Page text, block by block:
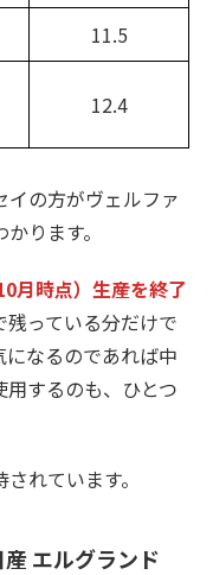
11.5
12.4
イの方がヴェルファ
ります。
月時点）生産を終了
っている分だけで
なるのであれば中
するのも、ひとつ
れています。
エルグランド